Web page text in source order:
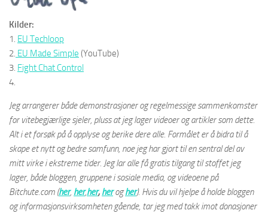
Kilder:
1. EU Techloop
2. EU Made Simple (YouTube)
3. Fight Chat Control
4.
Jeg arrangerer både demonstrasjoner og regelmessige sammenkomster
for vitebegjærlige sjeler, pluss at jeg lager videoer og artikler som dette.
Alt i et forsøk på å opplyse og berike dere alle. Formålet er å bidra til å
skape et nytt og bedre samfunn, noe jeg har gjort til en sentral del av
mitt virke i ekstreme tider. Jeg lar alle få gratis tilgang til stoffet jeg
lager, både bloggen, gruppene i sosiale media, og videoene på
Bitchute.com (her, her,her, her ogher). Hvis du vil hjelpe å holde bloggen
og informasjonsvirksomheten gående, tar jeg med takk imot donasjoner